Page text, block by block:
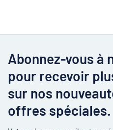
Abonnez-vous à
pour recevoir
sur nos
offres spéciales.